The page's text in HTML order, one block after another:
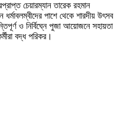
চেয়ারম্যান তারেক রহমান
ধর্মাবলম্বীদের পাশে থেকে শারদীয় উৎসব
ও নির্বিঘ্নে পুজা আয়োজনে সহায়তা
বদ্ধ পরিকর।